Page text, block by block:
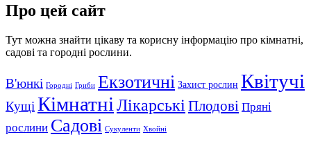
Про цей сайт
Тут можна знайти цікаву та корисну інформацію про кімнатні,
садові та городні рослини.
В'юнкі Городні Гриби Екзотичні Захист рослин Квітучі
Кущі Кімнатні Лікарські Плодові Пряні
рослини Садові Сукуленти Хвойні